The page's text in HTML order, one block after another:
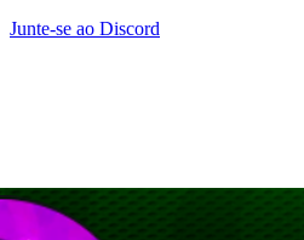
Junte-se ao Discord